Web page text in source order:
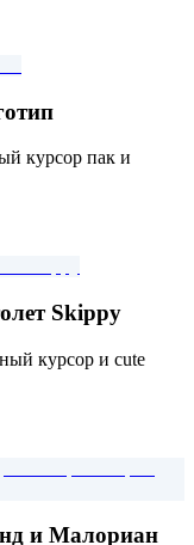
курсор пак и
Skippy
курсор и cute
и Малориан